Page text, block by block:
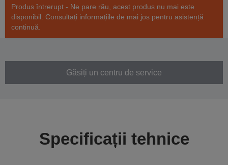
Produs întrerupt - Ne pare rău, acest produs nu mai este
disponibil. Consultați informațiile de mai jos pentru asistență
continuă.
Găsiți un centru de service
Specificații tehnice